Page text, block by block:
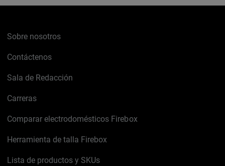
Sobre nosotros
Contáctenos
Sala de Redacción
Carreras
Comparar electrodomésticos Firebox
Herramienta de talla Firebox
Lista de productos y SKUs